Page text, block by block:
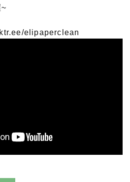
elipaperclean